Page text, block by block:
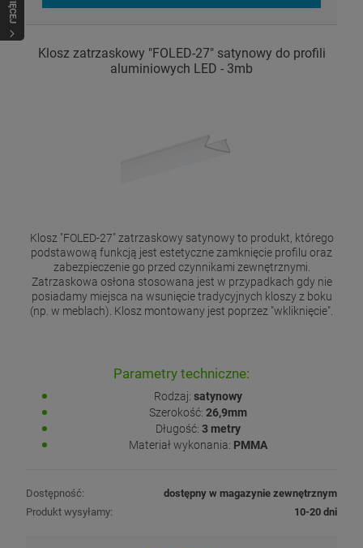
WIĘCEJ
Klosz zatrzaskowy "FOLED-27" satynowy do profili
aluminiowych LED - 3mb
Klosz "FOLED-27" zatrzaskowy satynowy to produkt, którego
podstawową funkcją jest estetyczne zamknięcie profilu oraz
zabezpieczenie go przed czynnikami zewnętrznymi.
Zatrzaskowa osłona stosowana jest w przypadkach gdy nie
posiadamy miejsca na wsunięcie tradycyjnych kloszy z boku
(np. w meblach). Klosz montowany jest poprzez "wkliknięcie".
Parametry techniczne:
Rodzaj: satynowy
Szerokość: 26,9mm
Długość: 3 metry
Materiał wykonania: PMMA
Dostępność:
dostępny w magazynie zewnętrznym
Produkt wysyłamy:
10-20 dni